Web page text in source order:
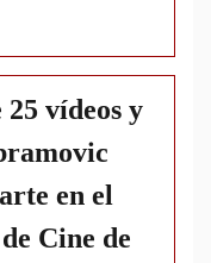
vídeos y
en el
Cine de